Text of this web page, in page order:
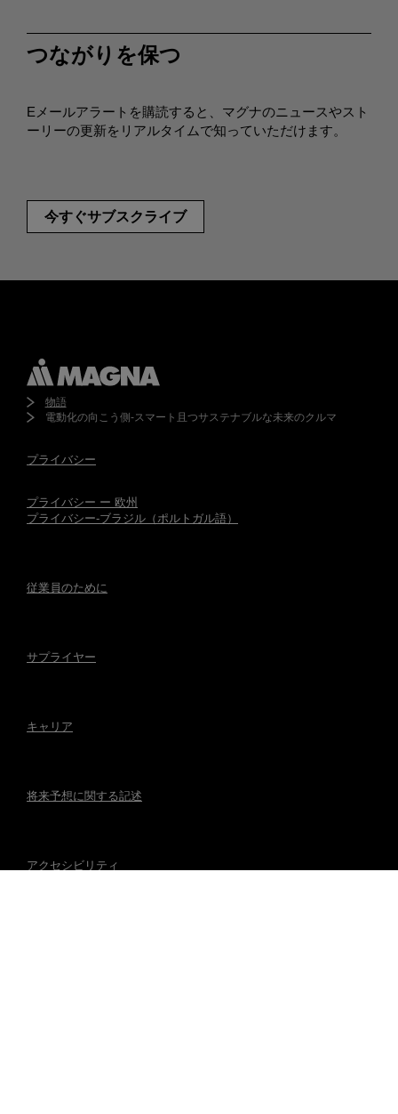
つながりを保つ
Eメールアラートを購読すると、マグナのニュースやスト
ーリーの更新をリアルタイムで知っていただけます。
今すぐサブスクライブ
物語
電動化の向こう側-スマート且つサステナブルな未来のクルマ
プライバシー
プライバシー ー 欧州
プライバシー-ブラジル（ポルトガル語）
従業員のために
サプライヤー
キャリア
将来予想に関する記述
アクセシビリティ